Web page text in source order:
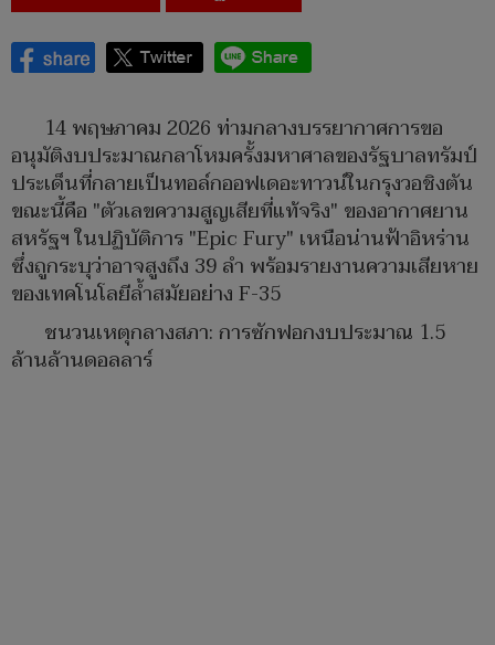
14 พฤษภาคม 2026 ท่ามกลางบรรยากาศการขอ
อนุมัติงบประมาณกลาโหมครั้งมหาศาลของรัฐบาลทรัมป์
ประเด็นที่กลายเป็นทอล์กออฟเดอะทาวน์ในกรุงวอชิงตัน
ขณะนี้คือ "ตัวเลขความสูญเสียที่แท้จริง" ของอากาศยาน
สหรัฐฯ ในปฏิบัติการ "Epic Fury" เหนือน่านฟ้าอิหร่าน
ซึ่งถูกระบุว่าอาจสูงถึง 39 ลำ พร้อมรายงานความเสียหาย
ของเทคโนโลยีล้ำสมัยอย่าง F-35
ชนวนเหตุกลางสภา: การซักฟอกงบประมาณ 1.5
ล้านล้านดอลลาร์